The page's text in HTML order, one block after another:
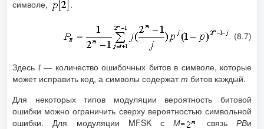
символе, .
(8.7)
Здесь t —количество ошибочных битов в символе, которые
может исправить код, а символы содержатт битов каждый.
Для некоторых типов модуляции вероятность битовой
ошибки можно ограничить сверху вероятностью символьной
ошибки. Для модуляции MFSK сМ= связьРВи